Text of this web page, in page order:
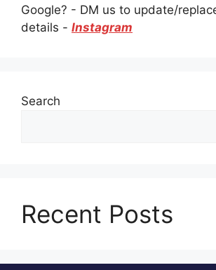
Google? - DM us to update/
details - Instagram
Search
Recent Posts